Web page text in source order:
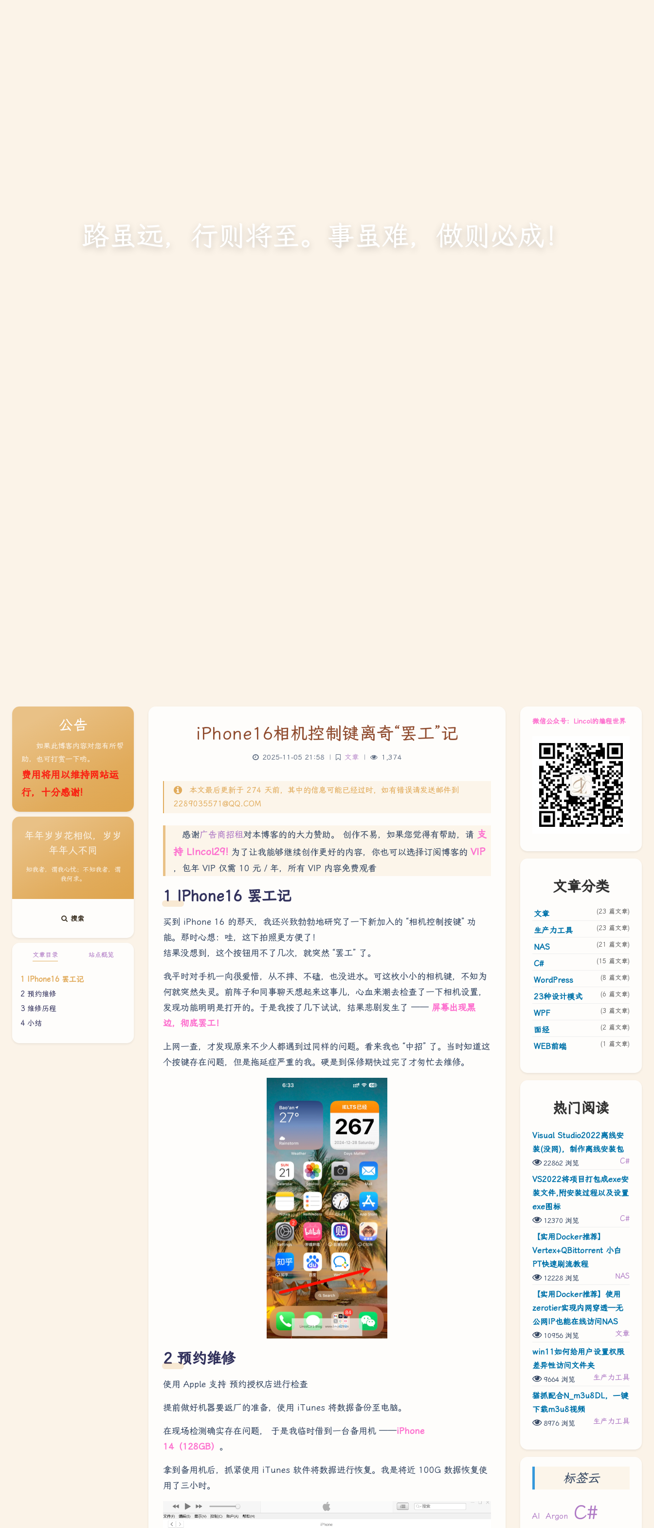
路虽远，行则将至。事虽难，做则必成！
公告
如果此博客内容对您有所帮
助，也可打赏一下哟。
费用将用以维持网站运
行，十分感谢!
年年岁岁花相似，岁岁
年年人不同
知我者，谓我心忧；不知我者，谓
我何求。
搜索
文章目录 站点概览
IPhone16 罢工记
预约维修
维修历程
小结
微信公众号：Lincol的编程世界
文章分类
文章 (23 篇文章)
生产力工具 (23 篇文章)
NAS (21 篇文章)
C# (15 篇文章)
WordPress (8 篇文章)
23种设计模式 (6 篇文章)
WPF (3 篇文章)
面经 (2 篇文章)
WEB前端 (1 篇文章)
热门阅读
Visual Studio2022离线安
装(没网)，制作离线安装包
22862 浏览 C#
VS2022将项目打包成exe安
装文件,附安装过程以及设置
exe图标
12370 浏览 C#
【实用Docker推荐】
Vertex+QBittorrent 小白
PT快速刷流教程
12228 浏览 NAS
【实用Docker推荐】使用
zerotier实现内网穿透—无
公网IP也能在线访问NAS
10956 浏览 文章
win11如何给用户设置权限
差异性访问文件夹
9664 浏览 生产力工具
猫抓配合N_m3u8DL，一键
下载m3u8视频
8976 浏览 生产力工具
标签云
AI Argon C#
iPhone16相机控制键离奇“罢工”记
2025-11-05 21:58 | 文章 | 1,374
本文最后更新于 274 天前，其中的信息可能已经过时，如有错误请发送邮件到
2289035571@QQ.COM
感谢广告商招租对本博客的的大力赞助。 创作不易，如果您觉得有帮助，请 支
持 LIncol29! 为了让我能够继续创作更好的内容，你也可以选择订阅博客的 VIP
，包年 VIP 仅需 10 元 / 年，所有 VIP 内容免费观看
IPhone16 罢工记
买到 iPhone 16 的那天，我还兴致勃勃地研究了一下新加入的 “相机控制按键” 功
能。那时心想：哇，这下拍照更方便了！
结果没想到，这个按钮用不了几次，就突然 “罢工” 了。
我平时对手机一向很爱惜，从不摔、不磕，也没进水。可这枚小小的相机键，不知为
何就突然失灵。前阵子和同事聊天想起来这事儿，心血来潮去检查了一下相机设置，
发现功能明明是打开的。于是我按了几下试试，结果悲剧发生了 —— 屏幕出现黑
边，彻底罢工！
上网一查，才发现原来不少人都遇到过同样的问题。看来我也 “中招” 了。当时知道这
个按键存在问题，但是拖延症严重的我。硬是到保修期快过完了才匆忙去维修。
预约维修
使用 Apple 支持 预约授权店进行检查
提前做好机器要返厂的准备，使用 iTunes 将数据备份至电脑。
在现场检测确实存在问题， 于是我临时借到一台备用机 ——iPhone
14（128GB） 。
拿到备用机后，抓紧使用 iTunes 软件将数据进行恢复。我是将近 100G 数据恢复使
用了三小时。